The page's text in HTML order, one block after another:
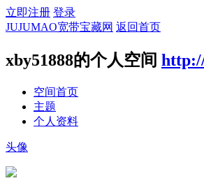
立即注册 登录
JUJUMAO宽带宝藏网 返回首页
xby51888的个人空间
空间首页
主题
个人资料
头像